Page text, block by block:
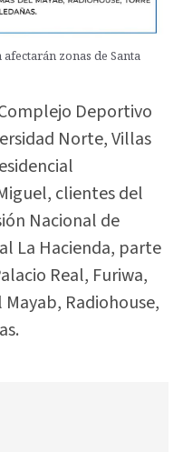
zonas de Santa
Deportivo
Norte, Villas
clientes del
Nacional de
La Hacienda, parte
Real, Furiwa,
Radiohouse,